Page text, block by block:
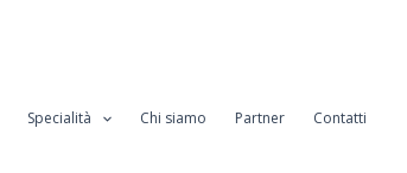
Specialità Chi siamo Partner Contatti